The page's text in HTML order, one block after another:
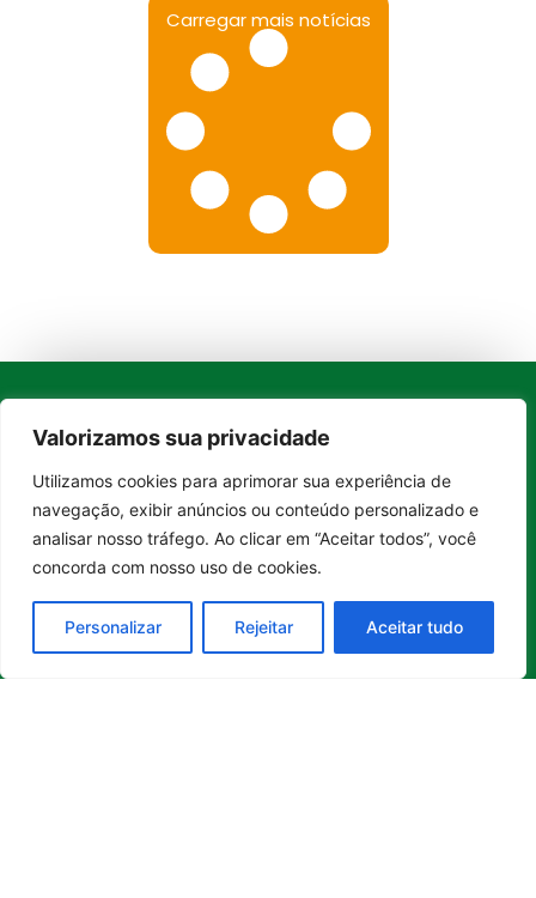
Valorizamos sua privacidade
Utilizamos cookies para aprimorar sua experiência de
navegação, exibir anúncios ou conteúdo personalizado e
analisar nosso tráfego. Ao clicar em “Aceitar todos”, você
concorda com nosso uso de cookies.
Personalizar Rejeitar Aceitar tudo
Carregar mais notícias
Notícia
Brasilé um
portal de
notícias de
cultura,
bem-
Categorias
Brasil
Cultura
Direito e Deveres
Educação e
Carreira
Empreendedorismo
Institucional
Ultimas
notícias
Nossa Equipe
Quem Somos
Contato
Princípios
Linkedin
Instagram
Facebook